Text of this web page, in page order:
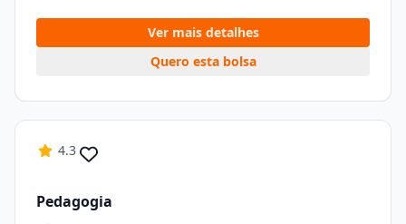
Ver mais detalhes
Quero esta bolsa
4.3
Pedagogia